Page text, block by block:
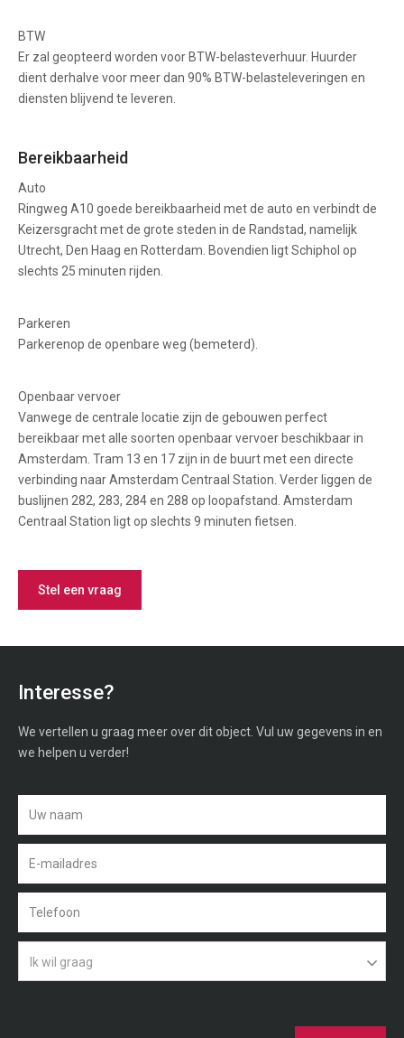
BTW
Er zal geopteerd worden voor BTW-belasteverhuur. Huurder
dient derhalve voor meer dan 90% BTW-belasteleveringen en
diensten blijvend te leveren.
Bereikbaarheid
Auto
Ringweg A10 goede bereikbaarheid met de auto en verbindt de
Keizersgracht met de grote steden in de Randstad, namelijk
Utrecht, Den Haag en Rotterdam. Bovendien ligt Schiphol op
slechts 25 minuten rijden.
Parkeren
Parkerenop de openbare weg (bemeterd).
Openbaar vervoer
Vanwege de centrale locatie zijn de gebouwen perfect
bereikbaar met alle soorten openbaar vervoer beschikbaar in
Amsterdam. Tram 13 en 17 zijn in de buurt met een directe
verbinding naar Amsterdam Centraal Station. Verder liggen de
buslijnen 282, 283, 284 en 288 op loopafstand. Amsterdam
Centraal Station ligt op slechts 9 minuten fietsen.
Stel een vraag
Interesse?
We vertellen u graag meer over dit object. Vul uw gegevens in en
we helpen u verder!
Ik wil graag